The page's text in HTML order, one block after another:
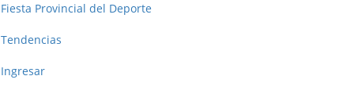
Fiesta Provincial del Deporte
Tendencias
Ingresar